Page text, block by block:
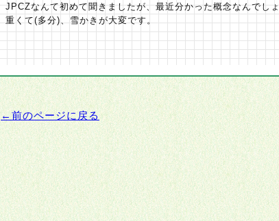
JPCZなんて初めて聞きましたが、最近分かった概念なんでし
重くて(多分)、雪かきが大変です。
←前のページに戻る